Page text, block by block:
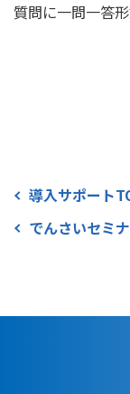
質問に一問一答
導入サポート
でんさいセミ